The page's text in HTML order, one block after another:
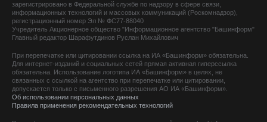
зарегистрировано в Федеральной службе по надзору в сфере связи,
информационных технологий и массовых коммуникаций (Роскомнадзор),
регистрационный номер Эл № ФС77-88040
Учредитель Акционерное общество "Информационное агентство "Башинформ"
Главный редактор Шарафутдинов Руслан Михайлович
При перепечатке или цитировании ссылка на ИА «Башинформ» обязательна.
Для интернет-изданий и социальных сетей прямая активная гиперссылка
обязательна. Использование логотипа ИА «Башинформ» в целях, не
связанных с ссылкой на агентство при перепечатке или цитировании,
допускается только с письменного разрешения АО ИА «Башинформ».
Об использовании персональных данных
Правила применения рекомендательных технологий